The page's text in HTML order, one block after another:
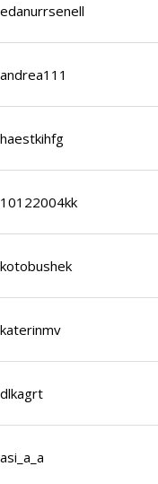
edanurrsenell
andrea111
haestkihfg
10122004kk
kotobushek
katerinmv
dlkagrt
asi_a_a